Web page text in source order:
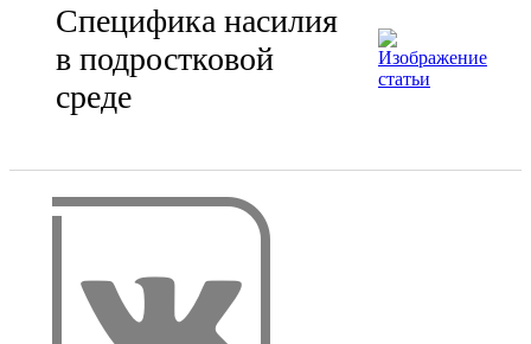
Специфика насилия
в подростковой
среде